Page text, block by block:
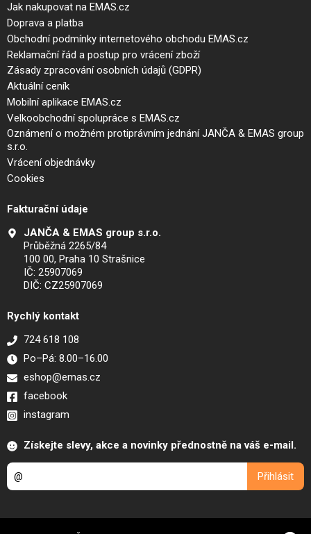
Jak nakupovat na EMAS.cz
Doprava a platba
Obchodní podmínky internetového obchodu EMAS.cz
Reklamační řád a postup pro vrácení zboží
Zásady zpracování osobních údajů (GDPR)
Aktuální ceník
Mobilní aplikace EMAS.cz
Velkoobchodní spolupráce s EMAS.cz
Oznámení o možném protiprávním jednání JANČA & EMAS group
s.r.o.
Vrácení objednávky
Cookies
Fakturační údaje
JANČA & EMAS group s.r.o.
Průběžná 2265/84
100 00, Praha 10 Strašnice
IČ: 25907069
DIČ: CZ25907069
Rychlý kontakt
724 618 108
Po–Pá: 8.00–16.00
eshop@emas.cz
facebook
instagram
Získejte slevy, akce a novinky přednostně na váš e-mail.